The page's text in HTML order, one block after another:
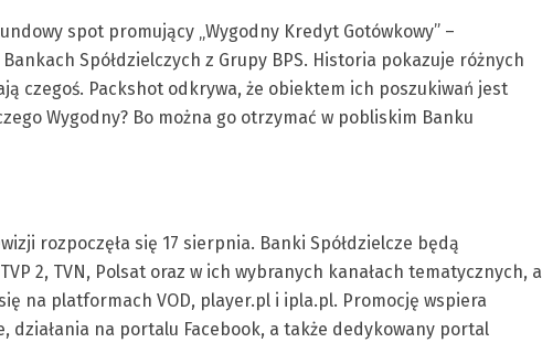
spot promujący „Wygodny Kredyt Gotówkowy” –
Spółdzielczych z Grupy BPS. Historia pokazuje różnych
czegoś. Packshot odkrywa, że obiektem ich poszukiwań jest
Wygodny? Bo można go otrzymać w pobliskim Banku
rozpoczęła się 17 sierpnia. Banki Spółdzielcze będą
2, TVN, Polsat oraz w ich wybranych kanałach tematycznych, a
na platformach VOD, player.pl i ipla.pl. Promocję wspiera
działania na portalu Facebook, a także dedykowany portal